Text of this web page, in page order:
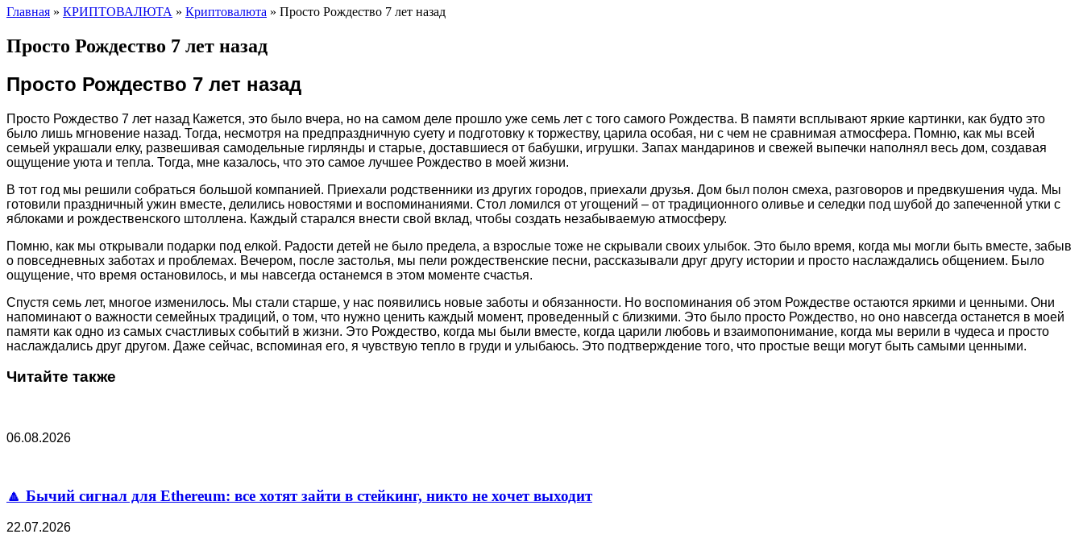
Главная » КРИПТОВАЛЮТА » Криптовалюта » Просто Рождество 7 лет назад
Просто Рождество 7 лет назад
Просто Рождество 7 лет назад
Просто Рождество 7 лет назад Кажется, это было вчера, но на самом деле прошло уже семь лет с того самого Рождества. В памяти всплывают яркие картинки, как будто это
было лишь мгновение назад. Тогда, несмотря на предпраздничную суету и подготовку к торжеству, царила особая, ни с чем не сравнимая атмосфера. Помню, как мы всей
семьей украшали елку, развешивая самодельные гирлянды и старые, доставшиеся от бабушки, игрушки. Запах мандаринов и свежей выпечки наполнял весь дом, создавая
ощущение уюта и тепла. Тогда, мне казалось, что это самое лучшее Рождество в моей жизни.
В тот год мы решили собраться большой компанией. Приехали родственники из других городов, приехали друзья. Дом был полон смеха, разговоров и предвкушения чуда. Мы
готовили праздничный ужин вместе, делились новостями и воспоминаниями. Стол ломился от угощений – от традиционного оливье и селедки под шубой до запеченной утки с
яблоками и рождественского штоллена. Каждый старался внести свой вклад, чтобы создать незабываемую атмосферу.
Помню, как мы открывали подарки под елкой. Радости детей не было предела, а взрослые тоже не скрывали своих улыбок. Это было время, когда мы могли быть вместе, забыв
о повседневных заботах и проблемах. Вечером, после застолья, мы пели рождественские песни, рассказывали друг другу истории и просто наслаждались общением. Было
ощущение, что время остановилось, и мы навсегда останемся в этом моменте счастья.
Спустя семь лет, многое изменилось. Мы стали старше, у нас появились новые заботы и обязанности. Но воспоминания об этом Рождестве остаются яркими и ценными. Они
напоминают о важности семейных традиций, о том, что нужно ценить каждый момент, проведенный с близкими. Это было просто Рождество, но оно навсегда останется в моей
памяти как одно из самых счастливых событий в жизни. Это Рождество, когда мы были вместе, когда царили любовь и взаимопонимание, когда мы верили в чудеса и просто
наслаждались друг другом. Даже сейчас, вспоминая его, я чувствую тепло в груди и улыбаюсь. Это подтверждение того, что простые вещи могут быть самыми ценными.
Читайте также
06.08.2026
🔼 Бычий сигнал для Ethereum: все хотят зайти в стейкинг, никто не хочет выходит
22.07.2026